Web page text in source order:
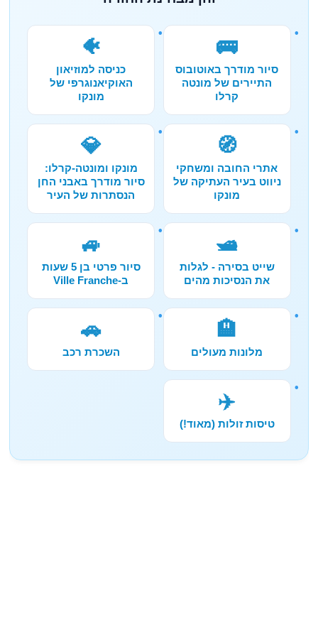
🚌
סיור מודרך באוטובוס
התיירים של מונטה
קרלו
🐠
כניסה למוזיאון
האוקיאנוגרפי של
מונקו
🧭
אתרי החובה ומשחקי
ניווט בעיר העתיקה של
מונקו
💎
מונקו ומונטה-קרלו:
סיור מודרך באבני החן
הנסתרות של העיר
🛥️
שייט בסירה - לגלות
את הנסיכות מהים
🚙
סיור פרטי בן 5 שעות
ב-Ville Franche
🏨
מלונות מעולים
🚗
השכרת רכב
✈️
טיסות זולות (מאוד!)